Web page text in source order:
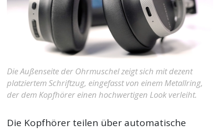
Die Außenseite der Ohrmuschel zeigt sich mit dezent
platziertem Schriftzug, eingefasst von einem Metallring,
der dem Kopfhörer einen hochwertigen Look verleiht.
Die Kopfhörer teilen über automatische